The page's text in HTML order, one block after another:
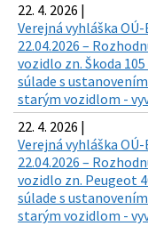
22. 4. 2026 |
Verejná vyhláška
22.04.2026 –
vozidlo zn. Škoda
súlade s
starým vozidlom -
22. 4. 2026 |
Verejná vyhláška
22.04.2026 –
vozidlo zn. Peugeot
súlade s
starým vozidlom -